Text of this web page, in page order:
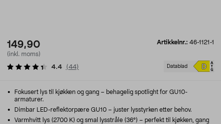
149,90
(inkl. moms)
Artikkelnr.: 46-1121-1
Datablad
4.4 (44)
Fokusert lys til kjøkken og gang – behagelig spotlight for GU10-
armaturer.
Dimbar LED-reflektorpære GU10 – juster lysstyrken etter behov.
Varmhvitt lys (2700 K) og smal lysstråle (36°) – perfekt til kjøkken, gang